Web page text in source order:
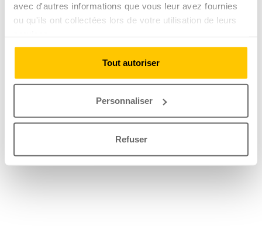
avec d'autres informations que vous leur avez fournies
ou qu'ils ont collectées lors de votre utilisation de leurs
Tout autoriser
Personnaliser
Refuser